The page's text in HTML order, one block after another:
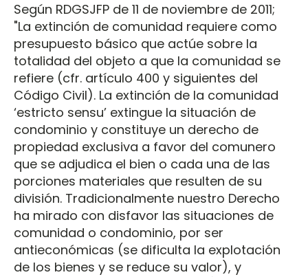
Según RDGSJFP de 11 de noviembre de 2011;
"La extinción de comunidad requiere como
presupuesto básico que actúe sobre la
totalidad del objeto a que la comunidad se
refiere (cfr. artículo 400 y siguientes del
Código Civil). La extinción de la comunidad
‘estricto sensu’ extingue la situación de
condominio y constituye un derecho de
propiedad exclusiva a favor del comunero
que se adjudica el bien o cada una de las
porciones materiales que resulten de su
división. Tradicionalmente nuestro Derecho
ha mirado con disfavor las situaciones de
comunidad o condominio, por ser
antieconómicas (se dificulta la explotación
de los bienes y se reduce su valor), y